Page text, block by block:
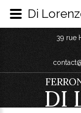
39 rue
DI
Di